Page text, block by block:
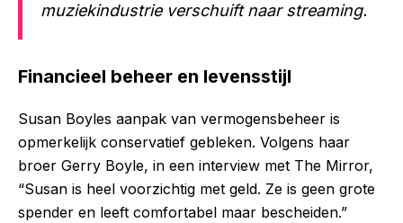
muziekindustrie verschuift naar streaming.
Financieel beheer en levensstijl
Susan Boyles aanpak van vermogensbeheer is
opmerkelijk conservatief gebleken. Volgens haar
broer Gerry Boyle, in een interview met The Mirror,
“Susan is heel voorzichtig met geld. Ze is geen grote
spender en leeft comfortabel maar bescheiden.”